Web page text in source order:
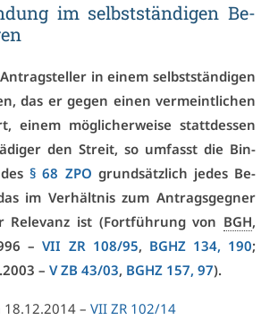
im selbst­stän­di­gen Be­
in ei­nem selbst­stän­di­gen
das er ge­gen ei­nen ver­meint­li­chen
ei­nem mög­li­cher­wei­se statt­des­sen
den Streit, so um­fasst die Bin­
des§ 68 ZPO grund­sätz­lich je­des Be­
im Ver­hält­nis zum An­trags­geg­ner
Re­le­vanz ist (Fort­füh­rung von BGH,
–VII ZR 108/95, BGHZ 134, 190;
– V ZB 43/03, BGHZ 157, 97).
– VII ZR 102/14